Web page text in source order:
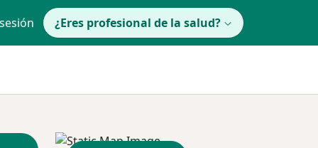
¿Eres profesional de la salud?